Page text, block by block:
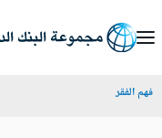
الفقر